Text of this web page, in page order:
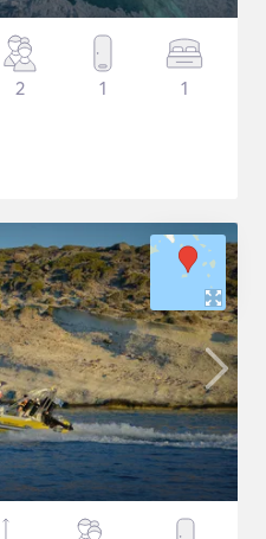
2 1 1